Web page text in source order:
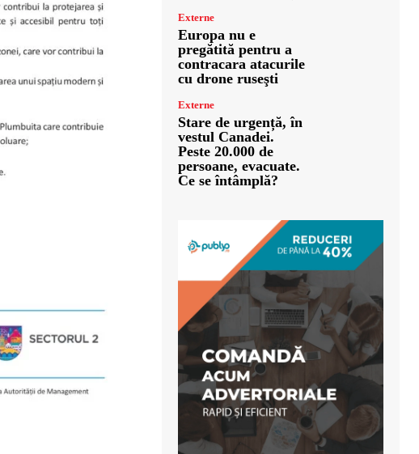
Externe
Europa nu e
pregătită pentru a
contracara atacurile
cu drone ruseşti
Externe
Stare de urgență, în
vestul Canadei.
Peste 20.000 de
persoane, evacuate.
Ce se întâmplă?